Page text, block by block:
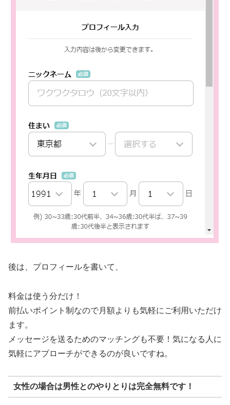
後は、プロフィールを書いて、
料金は使う分だけ！
前払いポイント制なので月額よりも気軽にご利用いただけ
ます。
メッセージを送るためのマッチングも不要！気になる人に
気軽にアプローチができるのが良いですね。
女性の場合は男性とのやりとりは完全無料です！